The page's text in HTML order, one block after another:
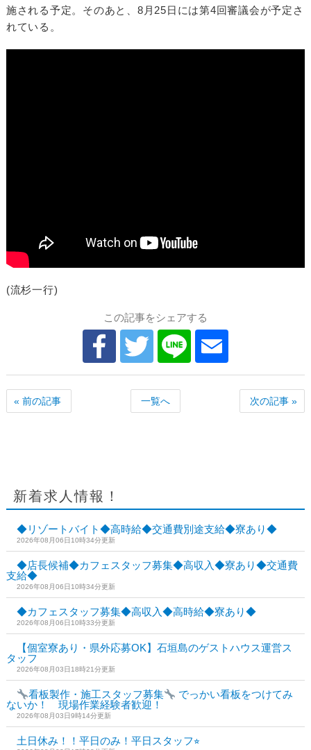
施される予定。そのあと、8月25日には第4回審議会が予定さ
れている。
(流杉一行)
この記事をシェアする
« 前の記事 一覧へ 次の記事 »
新着求人情報！
◆リゾートバイト◆高時給◆交通費別途支給◆寮あり◆
2026年08月06日10時34分更新
◆店長候補◆カフェスタッフ募集◆高収入◆寮あり◆交通費
支給◆
2026年08月06日10時34分更新
◆カフェスタッフ募集◆高収入◆高時給◆寮あり◆
2026年08月06日10時33分更新
【個室寮あり・県外応募OK】石垣島のゲストハウス運営ス
タッフ
2026年08月03日18時21分更新
看板製作・施工スタッフ募集
でっかい看板をつけてみ
ないか！ 現場作業経験者歓迎！
2026年08月03日9時14分更新
土日休み！！平日のみ！平日スタッフ⭐︎